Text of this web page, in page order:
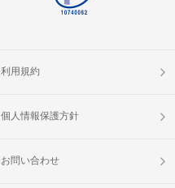
利用規約
個人情報保護方針
お問い合わせ